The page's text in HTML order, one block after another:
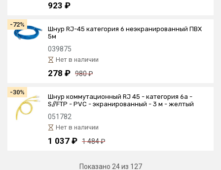
923 ₽
-72%
Шнур RJ-45 категория 6 неэкранированный ПВХ
5м
039875
Нет в наличии
278 ₽ 980 ₽
-30%
Шнур коммутационный RJ 45 - категория 6a -
S//FTP - PVC - экранированный - 3 м - желтый
051782
Нет в наличии
1 037 ₽ 1 484 ₽
Показано 24из 127